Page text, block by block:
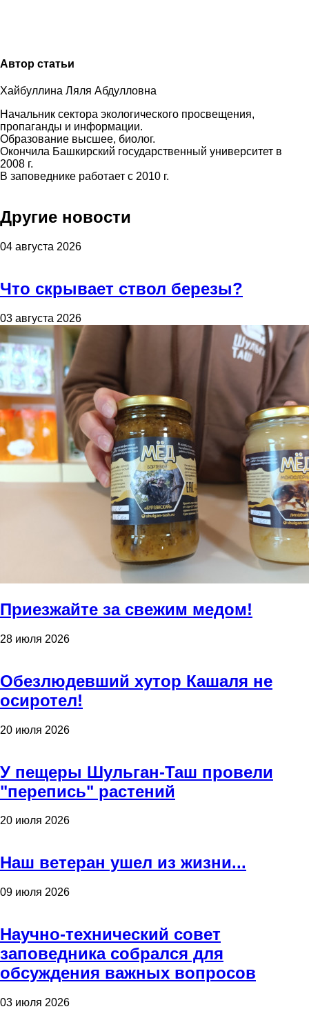
Автор статьи
Хайбуллина Ляля Абдулловна
Начальник сектора экологического просвещения,
пропаганды и информации.
Образование высшее, биолог.
Окончила Башкирский государственный университет в
2008 г.
В заповеднике работает с 2010 г.
Другие новости
04 августа 2026
Что скрывает ствол березы?
03 августа 2026
Приезжайте за свежим медом!
28 июля 2026
Обезлюдевший хутор Кашаля не
осиротел!
20 июля 2026
У пещеры Шульган-Таш провели
"перепись" растений
20 июля 2026
Наш ветеран ушел из жизни...
09 июля 2026
Научно-технический совет
заповедника собрался для
обсуждения важных вопросов
03 июля 2026